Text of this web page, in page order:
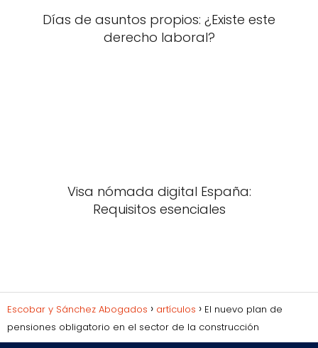
Días de asuntos propios: ¿Existe este
derecho laboral?
Visa nómada digital España:
Requisitos esenciales
Escobar y Sánchez Abogados artículos
El nuevo plan de
pensiones obligatorio en el sector de la construcción